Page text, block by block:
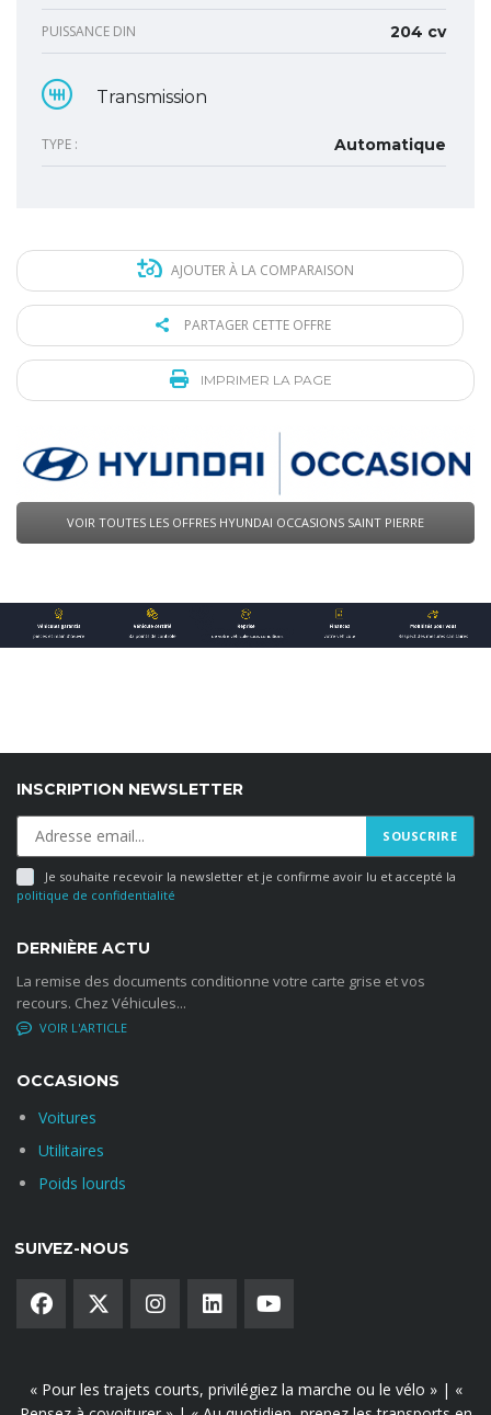
PUISSANCE DIN 204 cv
Transmission
TYPE : Automatique
AJOUTER À LA COMPARAISON
PARTAGER CETTE OFFRE
IMPRIMER LA PAGE
VOIR TOUTES LES OFFRES HYUNDAI OCCASIONS SAINT PIERRE
Décès
Perte Totale et Irréversible d’Autonomie
Incapacité Temporaire Totale de Travail suite à une
(1) Selon les conditions et limites de garantie disponibles sur simple
Les garanties prennent effet après un délai de carence de 180jours,
disponible sur simple demande
(1) Selon les conditions et limites de garantie disponibles sur simple
INSCRIPTION NEWSLETTER
Je souhaite recevoir la newsletter et je confirme avoir lu et accepté la
politique de confidentialité
DERNIÈRE ACTU
La remise des documents conditionne votre carte grise et vos
recours. Chez Véhicules...
NO COMMENTS
OCCASIONS
Voitures
Utilitaires
Poids lourds
SUIVEZ-NOUS
« Pour les trajets courts, privilégiez la marche ou le vélo » | «